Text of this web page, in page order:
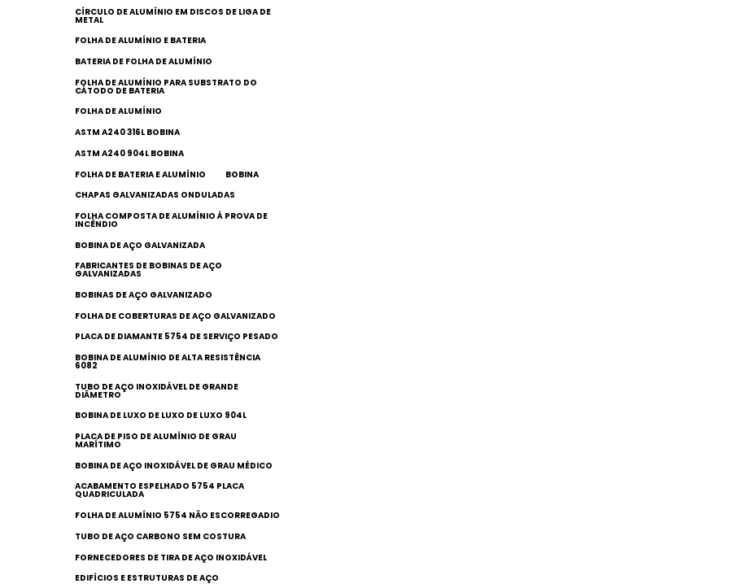
CÍRCULO DE ALUMÍNIO EM DISCOS DE LIGA DE
METAL
FOLHA DE ALUMÍNIO E BATERIA
BATERIA DE FOLHA DE ALUMÍNIO
FOLHA DE ALUMÍNIO PARA SUBSTRATO DO
CÁTODO DE BATERIA
FOLHA DE ALUMÍNIO
ASTM A240 316L BOBINA
ASTM A240 904L BOBINA
FOLHA DE BATERIA E ALUMÍNIO
BOBINA
CHAPAS GALVANIZADAS ONDULADAS
FOLHA COMPOSTA DE ALUMÍNIO À PROVA DE
INCÊNDIO
BOBINA DE AÇO GALVANIZADA
FABRICANTES DE BOBINAS DE AÇO
GALVANIZADAS
BOBINAS DE AÇO GALVANIZADO
FOLHA DE COBERTURAS DE AÇO GALVANIZADO
PLACA DE DIAMANTE 5754 DE SERVIÇO PESADO
BOBINA DE ALUMÍNIO DE ALTA RESISTÊNCIA
6082
TUBO DE AÇO INOXIDÁVEL DE GRANDE
DIÂMETRO
BOBINA DE LUXO DE LUXO DE LUXO 904L
PLACA DE PISO DE ALUMÍNIO DE GRAU
MARÍTIMO
BOBINA DE AÇO INOXIDÁVEL DE GRAU MÉDICO
ACABAMENTO ESPELHADO 5754 PLACA
QUADRICULADA
FOLHA DE ALUMÍNIO 5754 NÃO ESCORREGADIO
TUBO DE AÇO CARBONO SEM COSTURA
FORNECEDORES DE TIRA DE AÇO INOXIDÁVEL
EDIFÍCIOS E ESTRUTURAS DE AÇO